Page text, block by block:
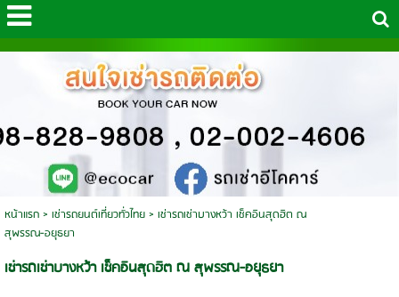
หน้าแรก> เช่ารถยนต์เที่ยวทั่วไทย> เช่ารถเช่าบางหว้า เช็คอินสุดฮิต ณ
สุพรรณ-อยุธยา
เช่ารถเช่าบางหว้า เช็คอินสุดฮิต ณ สุพรรณ-อยุธยา